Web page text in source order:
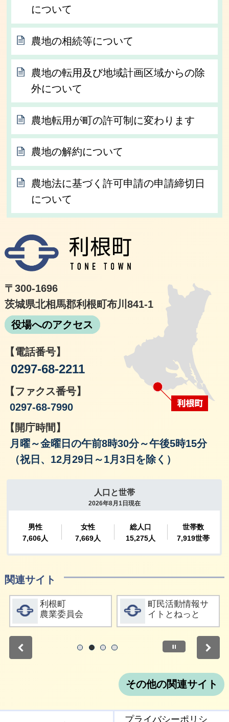
について
農地の相続等について
農地の転用及び地域計画区域からの除
外について
農地転用が町の許可制に変わります
農地の解約について
農地法に基づく許可申請の申請締切日
について
〒300-1696
茨城県北相馬郡利根町布川841-1
役場へのアクセス
【電話番号】
0297-68-2211
【ファクス番号】
0297-68-7990
【開庁時間】
月曜～金曜日の午前8時30分～午後5時15分
（祝日、12月29日～1月3日を除く）
関連サイト
詳細をみる
利根町
農業委員会
詳細をみる
町民活動情報サ
イトとねっと
停止
その他の関連サイト
プライバシーポリシ